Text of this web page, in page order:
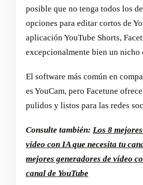
posible que no tenga todos los
opciones para editar cortos de
aplicación YouTube Shorts,
excepcionalmente bien un nicho
El software más común en
es YouCam, pero Facetune
pulidos y listos para las redes
Consulte también: Los 8
vídeo con IA que necesita tu
mejores generadores de vídeo
canal de YouTube